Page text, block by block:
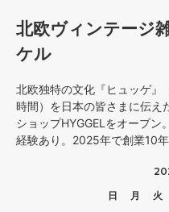
北欧ヴィンテージ
ケル
北欧独特の文化『ヒュッゲ』
時間）を日本の皆さまに伝え
ショップHYGGELをオープ
経験あり。2025年で創業10年
日
月 火